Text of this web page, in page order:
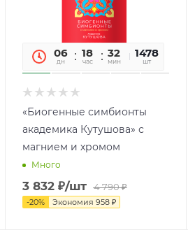
06
дн
18
час
32
мин
54
сек
1478
шт
«Биогенные симбионты
академика Кутушова» с
магнием и хромом
Много
3 832₽/шт 4 790₽
-20% Экономия 958₽